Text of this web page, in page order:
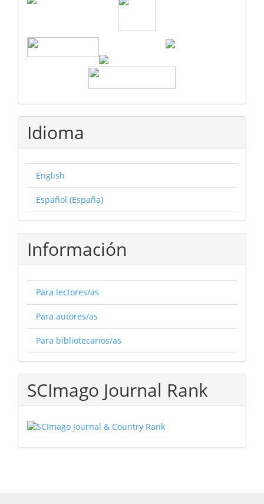
Idioma
English
Español (España)
Información
Para lectores/as
Para autores/as
Para bibliotecarios/as
SCImago Journal Rank